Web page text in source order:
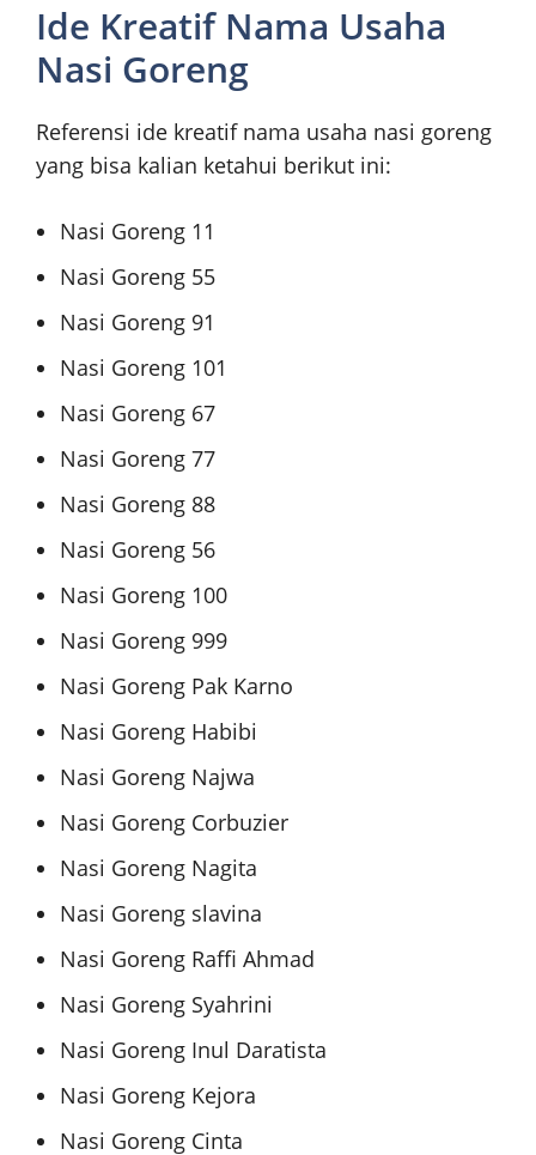
Ide Kreatif Nama Usaha
Nasi Goreng
Referensi ide kreatif nama usaha nasi goreng
yang bisa kalian ketahui berikut ini:
Nasi Goreng 11
Nasi Goreng 55
Nasi Goreng 91
Nasi Goreng 101
Nasi Goreng 67
Nasi Goreng 77
Nasi Goreng 88
Nasi Goreng 56
Nasi Goreng 100
Nasi Goreng 999
Nasi Goreng Pak Karno
Nasi Goreng Habibi
Nasi Goreng Najwa
Nasi Goreng Corbuzier
Nasi Goreng Nagita
Nasi Goreng slavina
Nasi Goreng Raffi Ahmad
Nasi Goreng Syahrini
Nasi Goreng Inul Daratista
Nasi Goreng Kejora
Nasi Goreng Cinta